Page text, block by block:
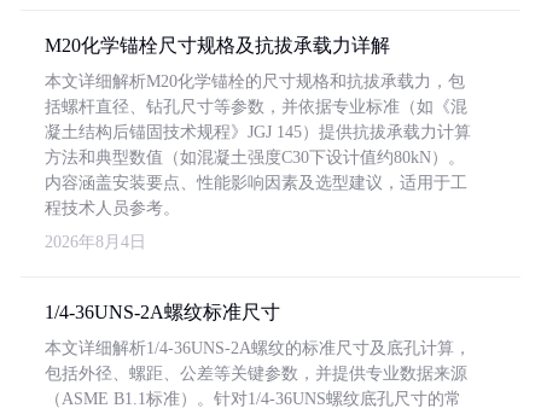
M20化学锚栓尺寸规格及抗拔承载力详解
本文详细解析M20化学锚栓的尺寸规格和抗拔承载力，包
括螺杆直径、钻孔尺寸等参数，并依据专业标准（如《混
凝土结构后锚固技术规程》JGJ 145）提供抗拔承载力计算
方法和典型数值（如混凝土强度C30下设计值约80kN）。
内容涵盖安装要点、性能影响因素及选型建议，适用于工
程技术人员参考。
2026年8月4日
1/4-36UNS-2A螺纹标准尺寸
本文详细解析1/4-36UNS-2A螺纹的标准尺寸及底孔计算，
包括外径、螺距、公差等关键参数，并提供专业数据来源
（ASME B1.1标准）。针对1/4-36UNS螺纹底孔尺寸的常